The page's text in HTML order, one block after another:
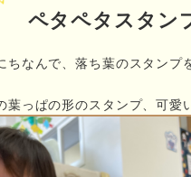
ペタペタスタン
ちなんで、落ち葉のスタンプ
葉っぱの形のスタンプ、可愛